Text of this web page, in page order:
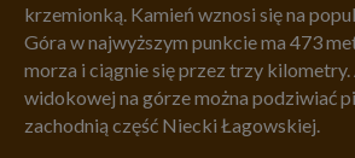
krzemionką. Kamień wznosi się na
Góra w najwyższym punkcie ma 473
morza i ciągnie się przez trzy
widokowej na górze można podziwiać
zachodnią część Niecki Łagowskiej.